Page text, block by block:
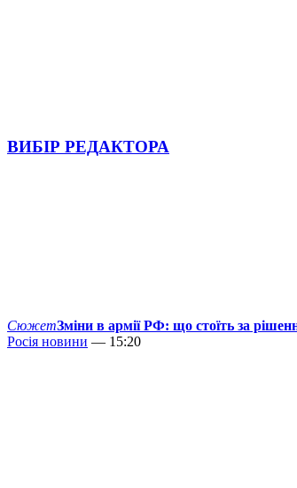
ВИБІР РЕДАКТОРА
СюжетЗміни в армії РФ: що стоїть за
Росія новини — 15:20